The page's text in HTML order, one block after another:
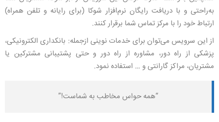
به‌راحتی و با دریافت رایگان نرم‌افزار شوکا (برای رایانه و تلفن همراه)
ارتباط خود را با مرکز تماس شما برقرار کنند.
از این سرویس می‌توان برای خدمات نوینی ازجمله: بانکداری الکترونیکی،
پزشکی از راه دور، مشاوره از راه دور و حتی پشتیبانی مشترکین یا
مشتریان، مراکز گارانتی و … استفاده نمود.
“همه حواس مخاطب به شماست!”